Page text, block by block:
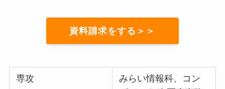
資料請求をする＞＞
専攻
みらい情報科、コン